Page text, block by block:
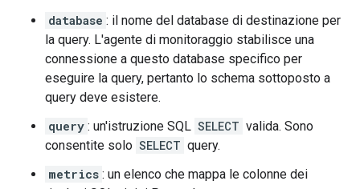
database : il nome del database di destinazione per
la query. L'agente di monitoraggio stabilisce una
connessione a questo database specifico per
eseguire la query, pertanto lo schema sottoposto a
query deve esistere.
query : un'istruzione SQL SELECT valida. Sono
consentite solo SELECT query.
metrics : un elenco che mappa le colonne dei